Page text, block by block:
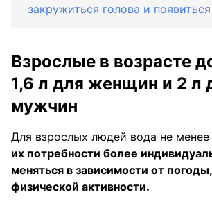
закружиться голова и
Взрослые в возрасте
1,6 л для женщин и 2 л
мужчин
Для взрослых людей вода не менее
их потребности более
меняться в зависимости от
физической активности.